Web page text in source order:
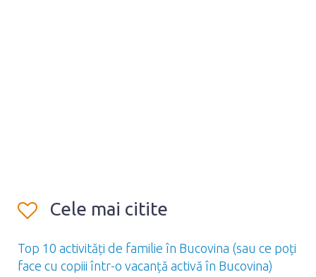
Cele mai citite
Top 10 activități de familie în Bucovina (sau ce poți
face cu copiii într-o vacanță activă în Bucovina)